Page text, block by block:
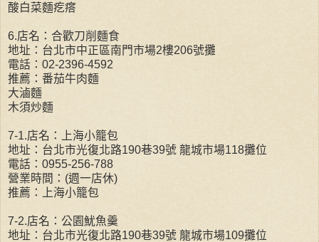
酸白菜麵疙瘩
6.店名：合歡刀削麵食
地址：台北市中正區南門市場2樓206號攤
電話：02-2396-4592
推薦：番茄牛肉麵
大滷麵
木須炒麵
7-1.店名：上海小籠包
地址：台北市光復北路190巷39號 龍城市場118攤位
電話：0955-256-788
營業時間：(週一店休)
推薦：上海小籠包
7-2.店名：公園魷魚羹
地址：台北市光復北路190巷39號 龍城市場109攤位